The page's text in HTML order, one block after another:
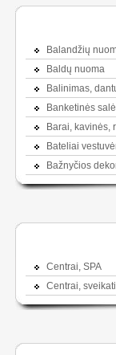
Balandžių
Baldų nuoma
Balinimas,
Banketinės
Barai, kavinės,
Bateliai
Bažnyčios
Centrai, SPA
Centrai,